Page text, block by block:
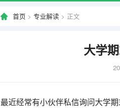
首页 > 专业解读 > 正文
大学
最近经常有小伙伴私信询问大学